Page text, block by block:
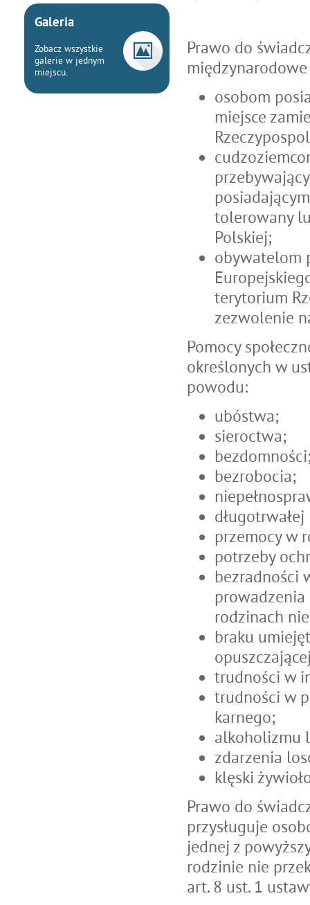
Galeria
Zobacz wszystkie
galerie w jednym
miejscu.
Prawo do
osobom
miejsce
tolerowany
Polskiej;
obywatelom
terytorium
zezwolenie
Pomocy
określonych w
powodu:
ubóstwa;
sieroctwa;
bezrobocia;
przemocy w
potrzeby
bezradności
prowadzenia
rodzinach
braku
trudności w
trudności w
karnego;
alkoholizmu
zdarzenia
klęski
Prawo do
przysługuje
jednej z
rodzinie nie
art. 8 ust. 1